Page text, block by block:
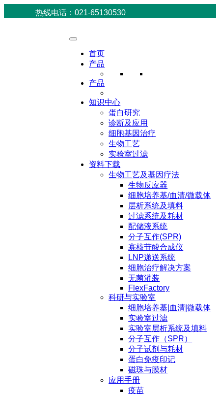
热线电话：021-65130530
首页
产品
产品
知识中心
蛋白研究
诊断及应用
细胞基因治疗
生物工艺
实验室过滤
资料下载
生物工艺及基因疗法
生物反应器
细胞培养基/血清/微载体
层析系统及填料
过滤系统及耗材
配储液系统
分子互作(SPR)
寡核苷酸合成仪
LNP递送系统
细胞治疗解决方案
无菌灌装
FlexFactory
科研与实验室
细胞培养基|血清|微载体
实验室过滤
实验室层析系统及填料
分子互作（SPR）
分子试剂与耗材
蛋白免疫印记
磁珠与膜材
应用手册
疫苗